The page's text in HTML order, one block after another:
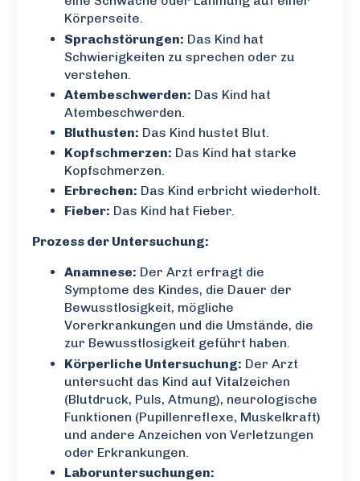
Körperseite.
Sprachstörungen: Das Kind hat
Schwierigkeiten zu sprechen oder zu
verstehen.
Atembeschwerden: Das Kind hat
Atembeschwerden.
Bluthusten: Das Kind hustet Blut.
Kopfschmerzen: Das Kind hat starke
Kopfschmerzen.
Erbrechen: Das Kind erbricht wiederholt.
Fieber: Das Kind hat Fieber.
Prozess der Untersuchung:
Anamnese: Der Arzt erfragt die
Symptome des Kindes, die Dauer der
Bewusstlosigkeit, mögliche
Vorerkrankungen und die Umstände, die
zur Bewusstlosigkeit geführt haben.
Körperliche Untersuchung: Der Arzt
untersucht das Kind auf Vitalzeichen
(Blutdruck, Puls, Atmung), neurologische
Funktionen (Pupillenreflexe, Muskelkraft)
und andere Anzeichen von Verletzungen
oder Erkrankungen.
Laboruntersuchungen: